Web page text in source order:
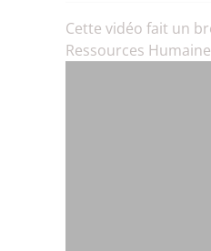
Cette vidéo fait un
Ressources